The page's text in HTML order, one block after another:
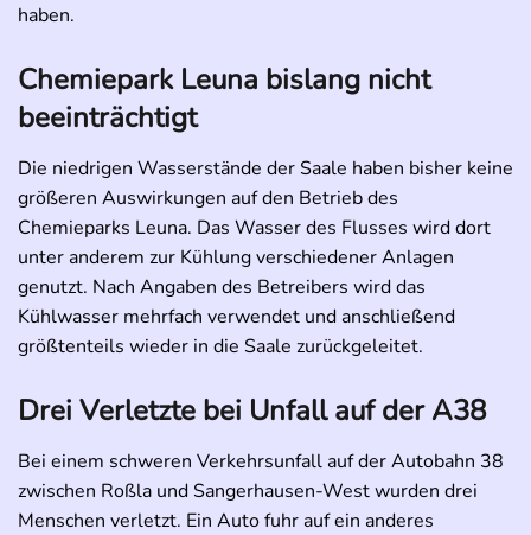
haben.
Chemiepark Leuna bislang nicht
beeinträchtigt
Die niedrigen Wasserstände der Saale haben bisher keine
größeren Auswirkungen auf den Betrieb des
Chemieparks Leuna. Das Wasser des Flusses wird dort
unter anderem zur Kühlung verschiedener Anlagen
genutzt. Nach Angaben des Betreibers wird das
Kühlwasser mehrfach verwendet und anschließend
größtenteils wieder in die Saale zurückgeleitet.
Drei Verletzte bei Unfall auf der A38
Bei einem schweren Verkehrsunfall auf der Autobahn 38
zwischen Roßla und Sangerhausen-West wurden drei
Menschen verletzt. Ein Auto fuhr auf ein anderes